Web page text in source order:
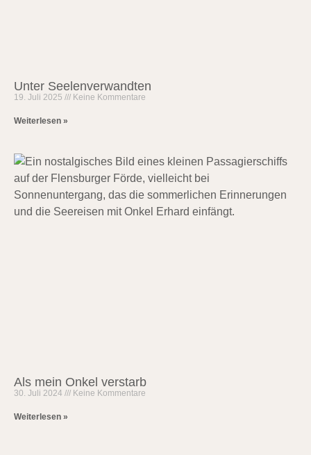
Unter Seelenverwandten
19. Juli 2025 Keine Kommentare
Weiterlesen »
Als mein Onkel verstarb
30. Juli 2024 Keine Kommentare
Weiterlesen »